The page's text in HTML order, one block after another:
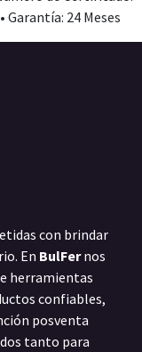
Garantía: 24 Meses
con brindar
En BulFernos
herramientas
confiables,
posventa
tanto para